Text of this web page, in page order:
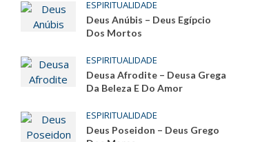
ESPIRITUALIDADE
Deus Anúbis – Deus Egípcio
Dos Mortos
ESPIRITUALIDADE
Deusa Afrodite – Deusa Grega
Da Beleza E Do Amor
ESPIRITUALIDADE
Deus Poseidon – Deus Grego